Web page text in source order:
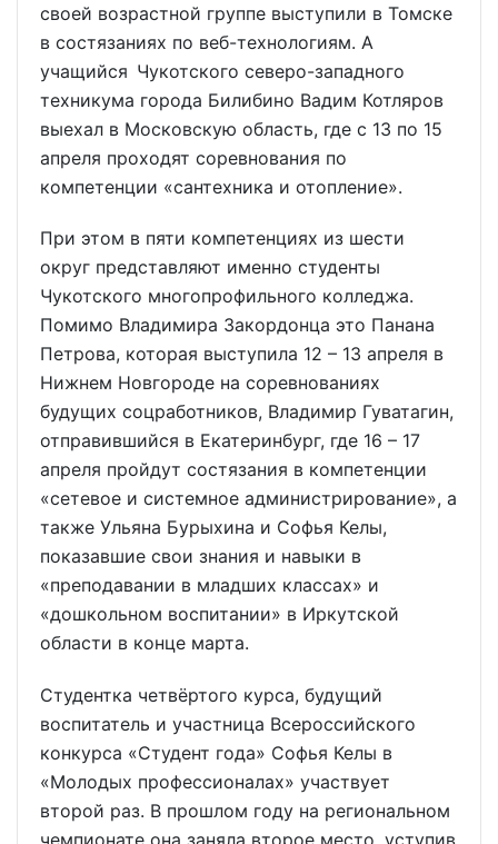
своей возрастной группе выступили в Томске
в состязаниях по веб-технологиям. А
учащийся Чукотского северо-западного
техникума города Билибино Вадим Котляров
выехал в Московскую область, где с 13 по 15
апреля проходят соревнования по
компетенции «сантехника и отопление».
При этом в пяти компетенциях из шести
округ представляют именно студенты
Чукотского многопрофильного колледжа.
Помимо Владимира Закордонца это Панана
Петрова, которая выступила 12 – 13 апреля в
Нижнем Новгороде на соревнованиях
будущих соцработников, Владимир Гуватагин,
отправившийся в Екатеринбург, где 16 – 17
апреля пройдут состязания в компетенции
«сетевое и системное администрирование», а
также Ульяна Бурыхина и Софья Келы,
показавшие свои знания и навыки в
«преподавании в младших классах» и
«дошкольном воспитании» в Иркутской
области в конце марта.
Студентка четвёртого курса, будущий
воспитатель и участница Всероссийского
конкурса «Студент года» Софья Келы в
«Молодых профессионалах» участвует
второй раз. В прошлом году на региональном